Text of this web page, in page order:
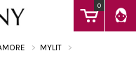
0
MYLIT